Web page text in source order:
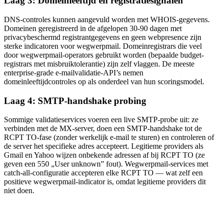
DNS-controles kunnen aangevuld worden met WHOIS-gegevens.
Domeinen geregistreerd in de afgelopen 30-90 dagen met
privacybeschermd registrantgegevens en geen webpresence zijn
sterke indicatoren voor wegwerpmail. Domeinregistrars die veel
door wegwerpmail-operators gebruikt worden (bepaalde budget-
registrars met misbruiktolerantie) zijn zelf vlaggen. De meeste
enterprise-grade e-mailvalidatie-API’s nemen
domeinleeftijdcontroles op als onderdeel van hun scoringsmodel.
Laag 4: SMTP-handshake probing
Sommige validatieservices voeren een live SMTP-probe uit: ze
verbinden met de MX-server, doen een SMTP-handshake tot de
RCPT TO-fase (zonder werkelijk e-mail te sturen) en controleren of
de server het specifieke adres accepteert. Legitieme providers als
Gmail en Yahoo wijzen onbekende adressen af bij RCPT TO (ze
geven een 550 „User unknown” fout). Wegwerpmail-services met
catch-all-configuratie accepteren elke RCPT TO — wat zelf een
positieve wegwerpmail-indicator is, omdat legitieme providers dit
niet doen.